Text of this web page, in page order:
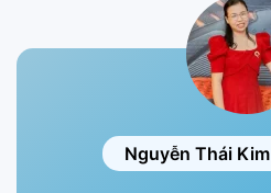
Nguyễn Thái